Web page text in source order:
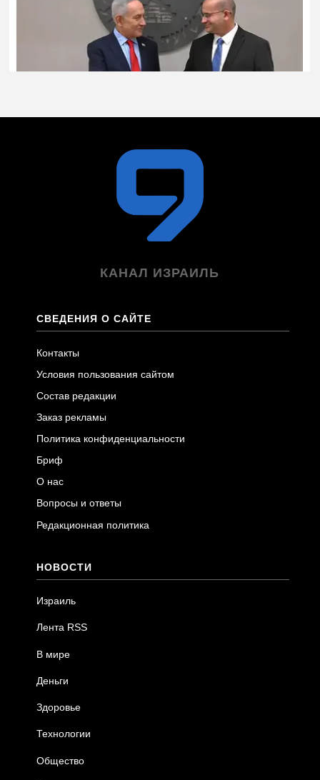
КАНАЛ ИЗРАИЛЬ
СВЕДЕНИЯ О САЙТЕ
Контакты
Условия пользования сайтом
Состав редакции
Заказ рекламы
Политика конфиденциальности
Бриф
О нас
Вопросы и ответы
Редакционная политика
НОВОСТИ
Израиль
Лента RSS
В мире
Деньги
Здоровье
Технологии
Общество